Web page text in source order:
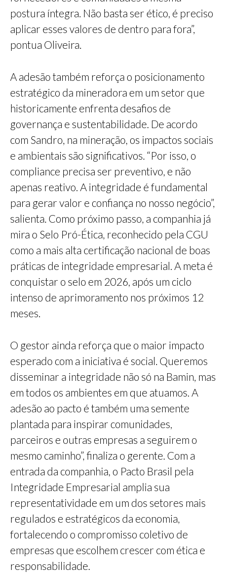
postura íntegra. Não basta ser ético, é preciso
aplicar esses valores de dentro para fora”,
pontua Oliveira.
A adesão também reforça o posicionamento
estratégico da mineradora em um setor que
historicamente enfrenta desafios de
governança e sustentabilidade. De acordo
com Sandro, na mineração, os impactos sociais
e ambientais são significativos. “Por isso, o
compliance precisa ser preventivo, e não
apenas reativo. A integridade é fundamental
para gerar valor e confiança no nosso negócio”,
salienta. Como próximo passo, a companhia já
mira o Selo Pró-Ética, reconhecido pela CGU
como a mais alta certificação nacional de boas
práticas de integridade empresarial. A meta é
conquistar o selo em 2026, após um ciclo
intenso de aprimoramento nos próximos 12
meses.
O gestor ainda reforça que o maior impacto
esperado com a iniciativa é social. Queremos
disseminar a integridade não só na Bamin, mas
em todos os ambientes em que atuamos. A
adesão ao pacto é também uma semente
plantada para inspirar comunidades,
parceiros e outras empresas a seguirem o
mesmo caminho”, finaliza o gerente. Com a
entrada da companhia, o Pacto Brasil pela
Integridade Empresarial amplia sua
representatividade em um dos setores mais
regulados e estratégicos da economia,
fortalecendo o compromisso coletivo de
empresas que escolhem crescer com ética e
responsabilidade.